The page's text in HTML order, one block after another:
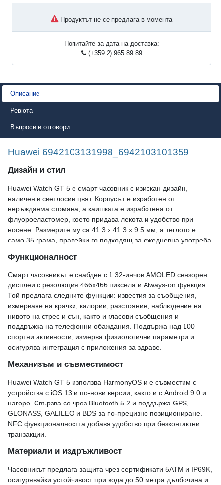
Продуктът не се предлага в момента
Попитайте за дата на доставка:
(+359 2) 965 89 89
Описание
Ревюта
Въпроси и отговори
Huawei 6942103131998_6942103101359
Дизайн и стил
Huawei Watch GT 5 е смарт часовник с изискан дизайн,
наличен в светлосин цвят. Корпусът е изработен от
неръждаема стомана, а каишката е изработена от
флуороеластомер, което придава лекота и удобство при
носене. Размерите му са 41.3 x 41.3 x 9.5 мм, а теглото е
само 35 грама, правейки го подходящ за ежедневна употреба.
Функционалност
Смарт часовникът е снабден с 1.32-инчов AMOLED сензорен
дисплей с резолюция 466x466 пиксела и Always-on функция.
Той предлага следните функции: известия за съобщения,
измерване на крачки, калории, разстояние, наблюдение на
нивото на стрес и сън, както и гласови съобщения и
поддръжка на телефонни обаждания. Поддържа над 100
спортни активности, измерва физиологични параметри и
осигурява интеграция с приложения за здраве.
Механизъм и съвместимост
Huawei Watch GT 5 използва HarmonyOS и е съвместим с
устройства с iOS 13 и по-нови версии, както и с Android 9.0 и
нагоре. Свързва се чрез Bluetooth 5.2 и поддържа GPS,
GLONASS, GALILEO и BDS за по-прецизно позициониране.
NFC функционалността добавя удобство при безконтактни
транзакции.
Материали и издръжливост
Часовникът предлага защита чрез сертификати 5ATM и IP69K,
осигурявайки устойчивост при вода до 50 метра дълбочина и